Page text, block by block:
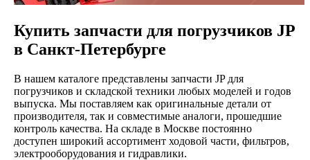
Купить запчасти для погрузчиков JP
в Санкт-Петербурге
В нашем каталоге представлены запчасти JP для
погрузчиков и складской техники любых моделей и годов
выпуска. Мы поставляем как оригинальные детали от
производителя, так и совместимые аналоги, прошедшие
контроль качества. На складе в Москве постоянно
доступен широкий ассортимент ходовой части, фильтров,
электрооборудования и гидравлики.